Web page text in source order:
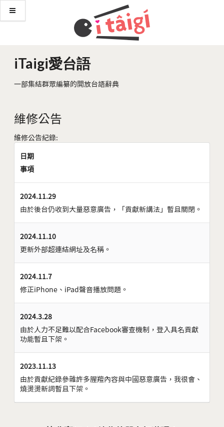
iTaigi愛台語
一部集結群眾編纂的開放台語辭典
維修公告
維修公告紀錄:
日期
事項
2024.11.29
由於後台仍收到大量惡意廣告，「貢獻新講法」暫且關閉。
2024.11.10
更新外部超連結網址及名稱。
2024.11.7
修正iPhone、iPad聲音播放問題。
2024.3.28
由於人力不足難以配合Facebook審查機制，登入具名貢獻
功能暫且下架。
2023.11.13
由於貢獻紀錄參雜許多腥羶內容與中國惡意廣告，我很會、
燒燙燙新詞暫且下架。